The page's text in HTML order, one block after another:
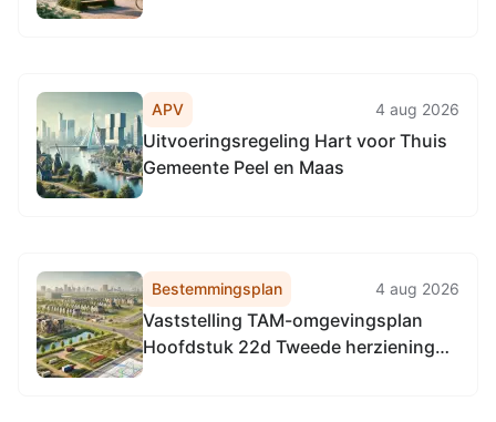
APV 4 aug 2026
Uitvoeringsregeling Hart voor Thuis
Gemeente Peel en Maas
Bestemmingsplan 4 aug 2026
Vaststelling TAM-omgevingsplan
Hoofdstuk 22d Tweede herziening